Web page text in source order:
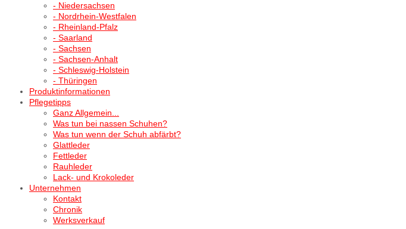
- Niedersachsen
- Nordrhein-Westfalen
- Rheinland-Pfalz
- Saarland
- Sachsen
- Sachsen-Anhalt
- Schleswig-Holstein
- Thüringen
Produktinformationen
Pflegetipps
Ganz Allgemein...
Was tun bei nassen Schuhen?
Was tun wenn der Schuh abfärbt?
Glattleder
Fettleder
Rauhleder
Lack- und Krokoleder
Unternehmen
Kontakt
Chronik
Werksverkauf